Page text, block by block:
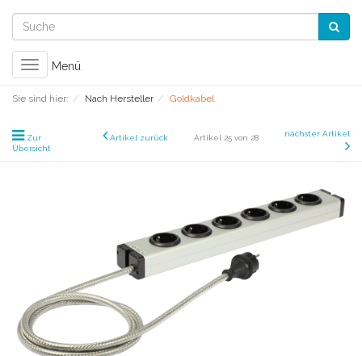
Toggle
navigation
Menü
Sie sind hier: Nach Hersteller Goldkabel
Zur
Übersicht
Artikel zurück Artikel 25 von 28 nächster Artikel